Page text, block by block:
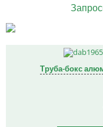
Труба-бокс